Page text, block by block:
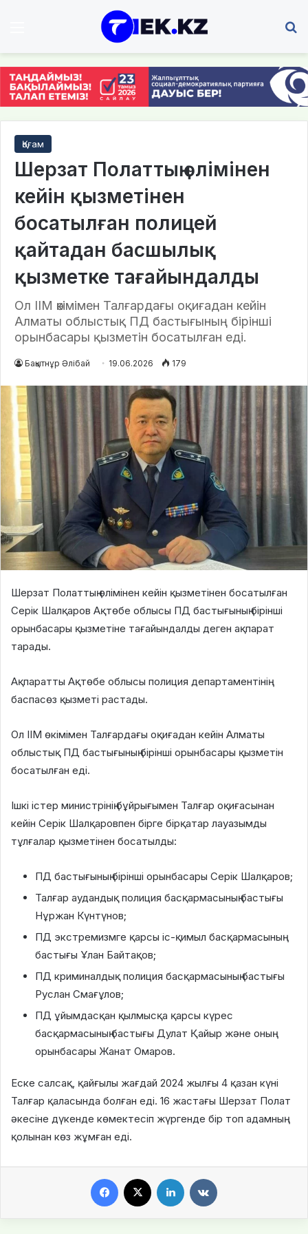
Қоғам
Шерзат Полаттың өлімінен
кейін қызметінен
босатылған полицей
қайтадан басшылық
қызметке тағайындалды
Ол ІІМ өкімімен Талғардағы оқиғадан кейін
Алматы облыстық ПД бастығының бірінші
орынбасары қызметін босатылған еді.
Бақытнұр Әлібай 19.06.2026 179
Шерзат Полаттың өлімінен кейін қызметінен босатылған
Серік Шалқаров Ақтөбе облысы ПД бастығының бірінші
орынбасары қызметіне тағайындалды деген ақпарат
тарады.
Ақпаратты Ақтөбе облысы полиция департаментінің
баспасөз қызметі растады.
Ол ІІМ өкімімен Талғардағы оқиғадан кейін Алматы
облыстық ПД бастығының бірінші орынбасары қызметін
босатылған еді.
Ішкі істер министрінің бұйрығымен Талғар оқиғасынан
кейін Серік Шалқаровпен бірге бірқатар лауазымды
тұлғалар қызметінен босатылды:
ПД бастығының бірінші орынбасары Серік Шалқаров;
Талғар аудандық полиция басқармасының бастығы
Нұржан Күнтүнов;
ПД экстремизмге қарсы іс-қимыл басқармасының
бастығы Ұлан Байтақов;
ПД криминалдық полиция басқармасының бастығы
Руслан Смағұлов;
ПД ұйымдасқан қылмысқа қарсы күрес
басқармасының бастығы Дулат Қайыр және оның
орынбасары Жанат Омаров.
Еске салсақ, қайғылы жағдай 2024 жылғы 4 қазан күні
Талғар қаласында болған еді. 16 жастағы Шерзат Полат
әкесіне дүкенде көмектесіп жүргенде бір топ адамның
қолынан көз жұмған еді.